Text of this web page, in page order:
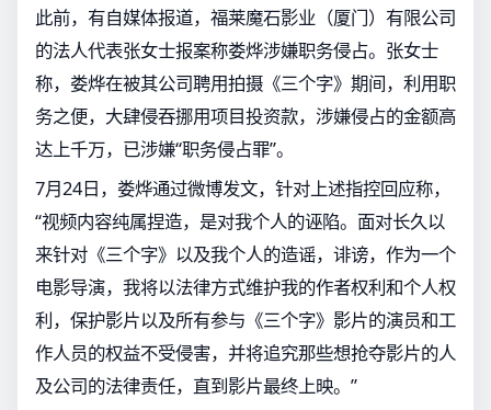
此前，有自媒体报道，福莱魔石影业（厦门）有限公司
的法人代表张女士报案称娄烨涉嫌职务侵占。张女士
称，娄烨在被其公司聘用拍摄《三个字》期间，利用职
务之便，大肆侵吞挪用项目投资款，涉嫌侵占的金额高
达上千万，已涉嫌“职务侵占罪”。
7月24日，娄烨通过微博发文，针对上述指控回应称，
“视频内容纯属捏造，是对我个人的诬陷。面对长久以
来针对《三个字》以及我个人的造谣，诽谤，作为一个
电影导演，我将以法律方式维护我的作者权利和个人权
利，保护影片以及所有参与《三个字》影片的演员和工
作人员的权益不受侵害，并将追究那些想抢夺影片的人
及公司的法律责任，直到影片最终上映。”